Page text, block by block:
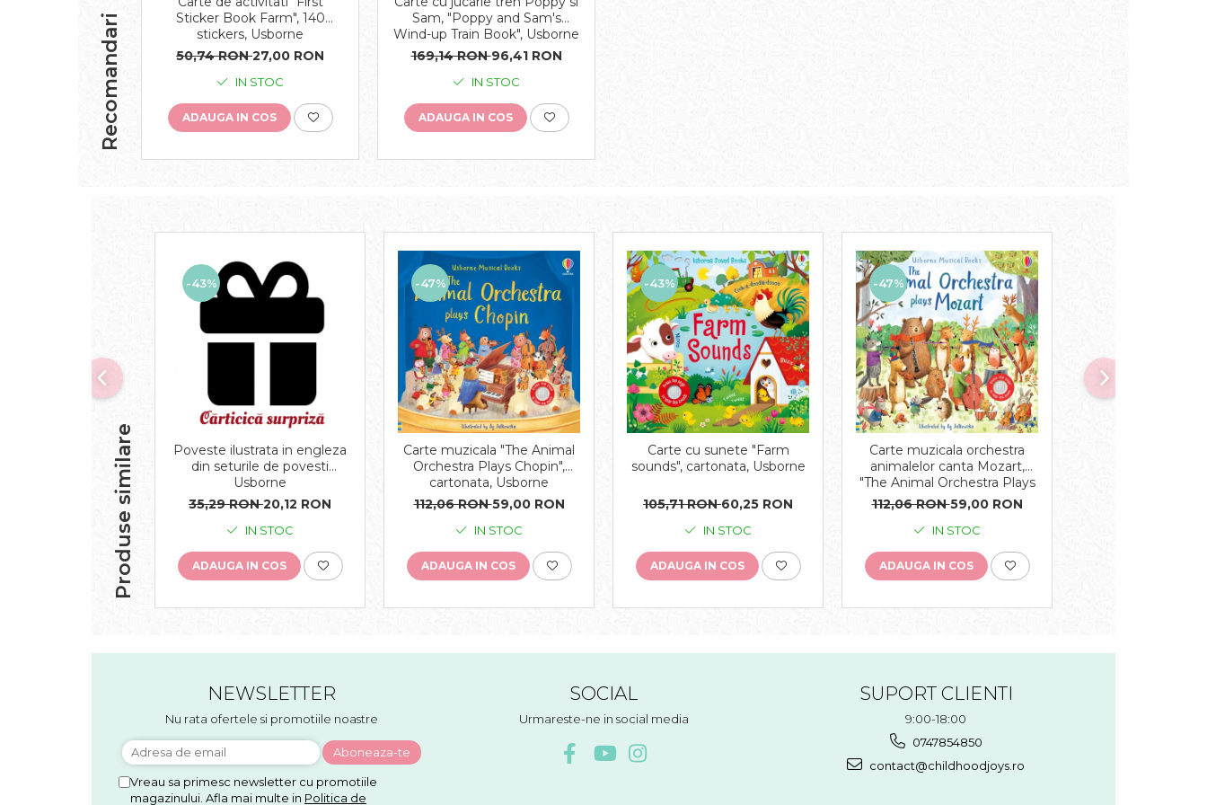
Recomandari
Sticker Book Farm", 140
stickers, Usborne
50,74 RON27,00 RON
IN STOC
ADAUGA IN COS
Sam, "Poppy and Sam's
Wind-up Train Book", Usborne
169,14 RON96,41 RON
IN STOC
ADAUGA IN COS
Produse similare
-43%
Poveste ilustrata in engleza
din seturile de povesti
Usborne
35,29 RON20,12 RON
IN STOC
ADAUGA IN COS
-47%
Carte muzicala "The Animal
Orchestra Plays Chopin",
cartonata, Usborne
112,06 RON59,00 RON
IN STOC
ADAUGA IN COS
-43%
Carte cu sunete "Farm
sounds", cartonata, Usborne
105,71 RON60,25 RON
IN STOC
ADAUGA IN COS
-47%
Carte muzicala orchestra
animalelor canta Mozart,
"The Animal Orchestra Plays
Mozart", cartonata, Usborne
112,06 RON59,00 RON
IN STOC
ADAUGA IN COS
-43%
NEWSLETTER
Nu rata ofertele si promotiile noastre
Vreau sa primesc newsletter cu promotiile
magazinului. Afla mai multe in Politica de
SOCIAL
Urmareste-ne in social media
SUPORT CLIENTI
9:00-18:00
0747854850
contact@childhoodjoys.ro